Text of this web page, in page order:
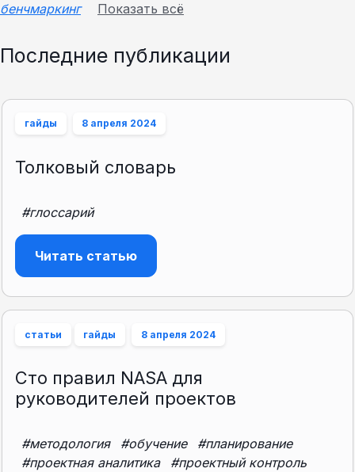
бенчмаркинг
Показать всё
Последние публикации
гайды 8 апреля 2024
Толковый словарь
#глоссарий
Читать статью
статьи гайды 8 апреля 2024
Сто правил NASA для
руководителей проектов
#методология #обучение
#планирование
#проектная аналитика
#проектный контроль